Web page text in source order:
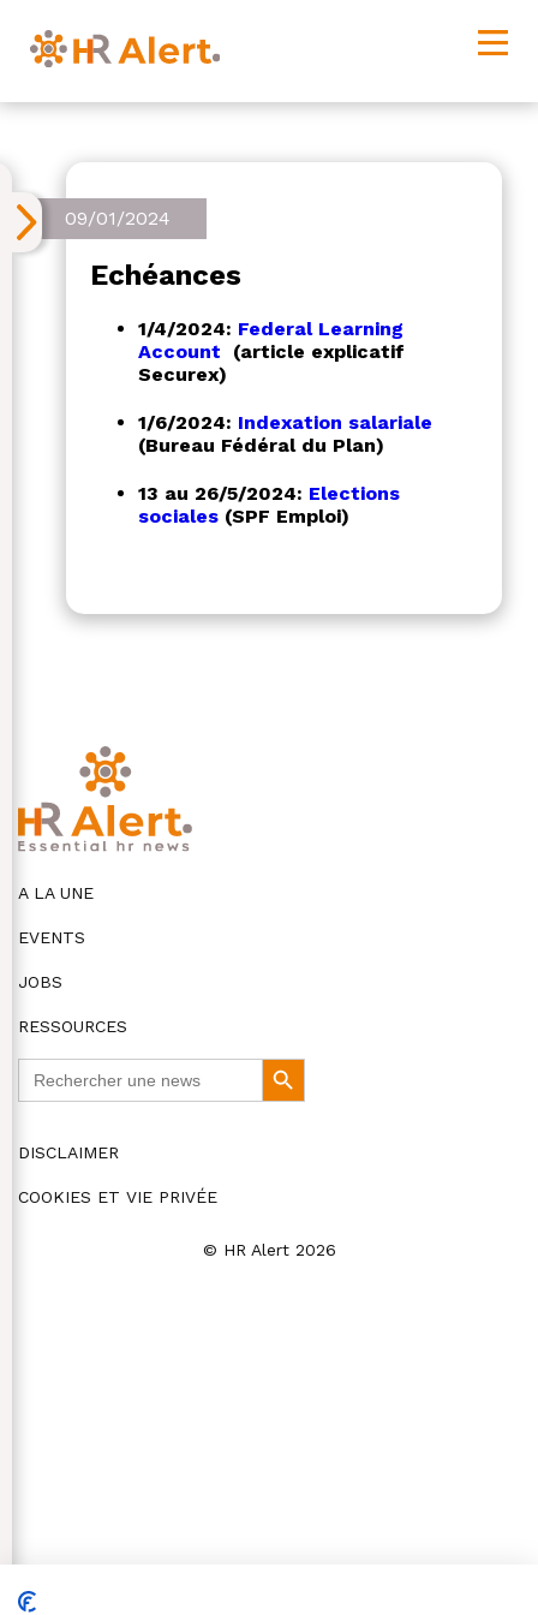
09/01/2024
Echéances
1/4/2024: Federal Learning
Account (article explicatif
Securex)
1/6/2024: Indexation salariale
(Bureau Fédéral du Plan)
13 au 26/5/2024: Elections
sociales (SPF Emploi)
A LA UNE
EVENTS
JOBS
RESSOURCES
Search
Button
DISCLAIMER
COOKIES ET VIE PRIVÉE
© HR Alert 2026